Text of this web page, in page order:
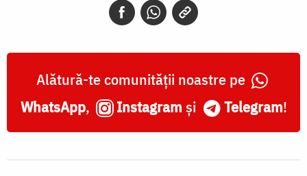
Alătură-te comunității noastre pe
WhatsApp, Instagram și Telegram!